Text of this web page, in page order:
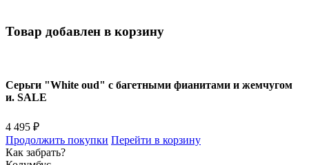
Товар добавлен в корзину
Серьги "White oud" с багетными фианитами и жемчугом
и. SALE
4 495 ₽
Продолжить покупки Перейти в корзину
Как забрать?